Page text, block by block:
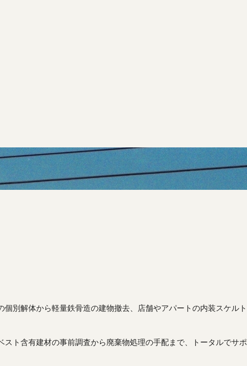
別解体から軽量鉄骨造の建物撤去、店舗やアパートの内装スケルト
ト含有建材の事前調査から廃棄物処理の手配まで、トータルでサポ